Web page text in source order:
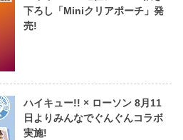
下ろし「Miniクリアポーチ」発
売!
ハイキュー!! × ローソン 8月11
日よりみんなでぐんぐんコラボ
実施!